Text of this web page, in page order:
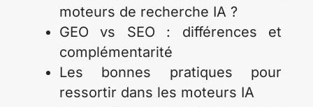
moteurs de recherche IA ?
GEO vs SEO : différences et
complémentarité
Les bonnes pratiques pour
ressortir dans les moteurs IA